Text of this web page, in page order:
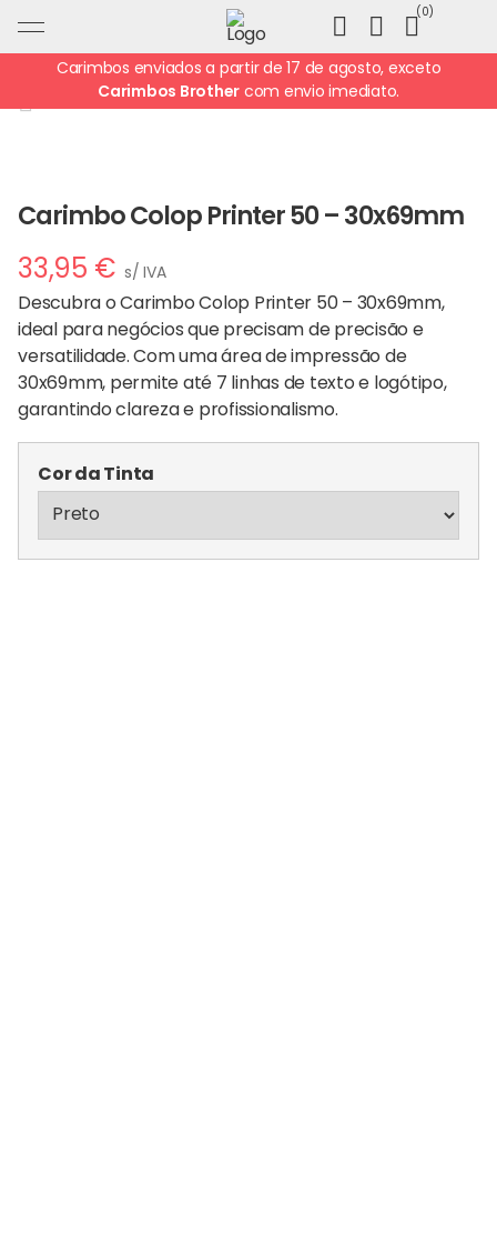
Carimbos enviados a partir de 17 de agosto, exceto
Carimbos Brother com envio imediato.
0
Carimbo Colop Printer 50 – 30x69mm
33,95 € s/ IVA
Descubra o Carimbo Colop Printer 50 – 30x69mm,
ideal para negócios que precisam de precisão e
versatilidade. Com uma área de impressão de
30x69mm, permite até 7 linhas de texto e logótipo,
garantindo clareza e profissionalismo.
Cor da Tinta